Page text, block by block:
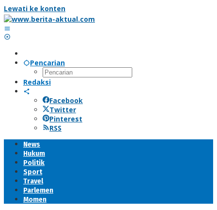
Lewati ke konten
Pencarian
Redaksi
Facebook
Twitter
Pinterest
RSS
News
Hukum
Politik
Sport
Travel
Parlemen
Momen